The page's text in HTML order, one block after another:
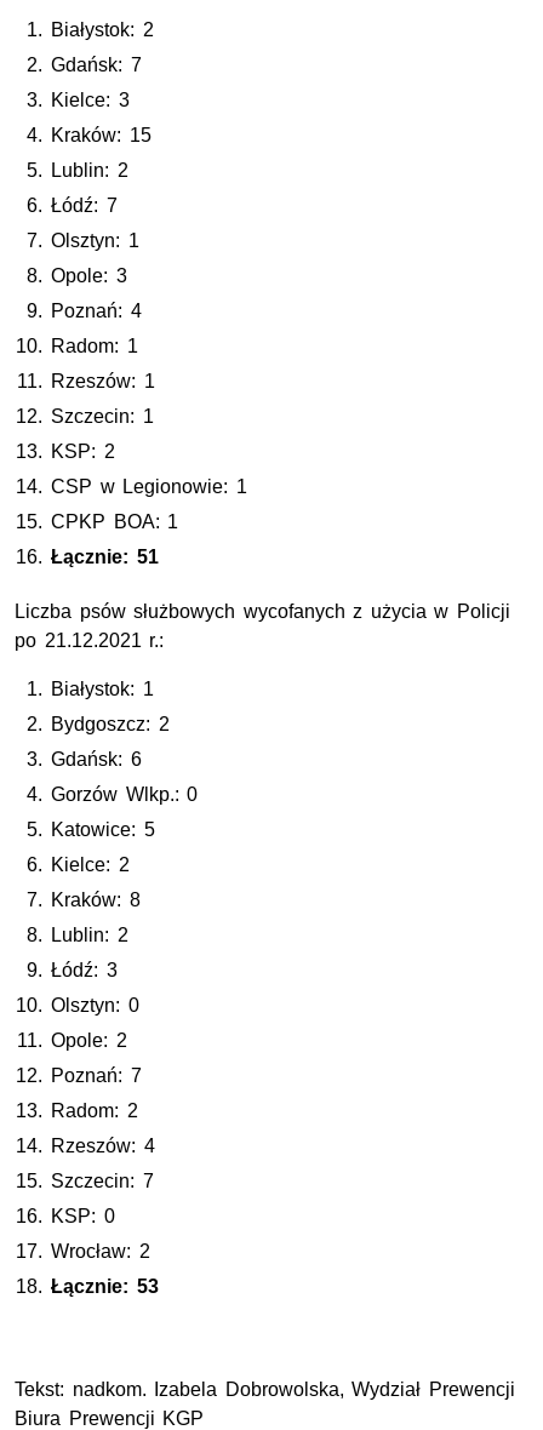
Białystok: 2
Gdańsk: 7
Kielce: 3
Kraków: 15
Lublin: 2
Łódź: 7
Olsztyn: 1
Opole: 3
Poznań: 4
Radom: 1
Rzeszów: 1
Szczecin: 1
KSP: 2
CSP w Legionowie: 1
CPKP BOA: 1
Łącznie: 51
Liczba psów służbowych wycofanych z użycia w Policji
po 21.12.2021 r.:
Białystok: 1
Bydgoszcz: 2
Gdańsk: 6
Gorzów Wlkp.: 0
Katowice: 5
Kielce: 2
Kraków: 8
Lublin: 2
Łódź: 3
Olsztyn: 0
Opole: 2
Poznań: 7
Radom: 2
Rzeszów: 4
Szczecin: 7
KSP: 0
Wrocław: 2
Łącznie: 53
Tekst: nadkom. Izabela Dobrowolska, Wydział Prewencji
Biura Prewencji KGP